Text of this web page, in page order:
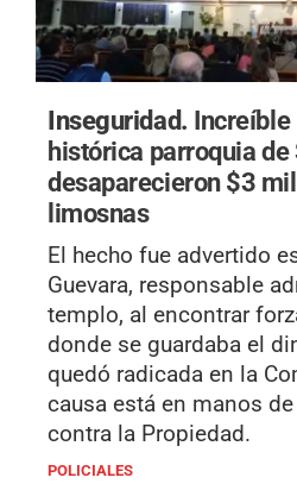
Inseguridad. Increíble
histórica parroquia de
desaparecieron $3
limosnas
El hecho fue advertido
Guevara, responsable
templo, al encontrar
donde se guardaba el
quedó radicada en la
causa está en manos
contra la Propiedad.
POLICIALES